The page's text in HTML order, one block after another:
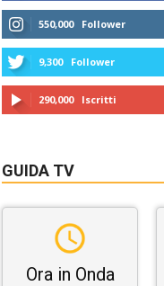
550,000 Follower
9,300 Follower
290,000 Iscritti
GUIDA TV
Ora in Onda